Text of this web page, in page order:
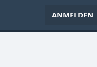
ANMELDEN